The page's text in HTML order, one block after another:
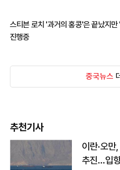
스티븐 로치 '과거의 홍콩'은 끝났지
진행중
중국뉴스
추천기사
이란·오
추진…입